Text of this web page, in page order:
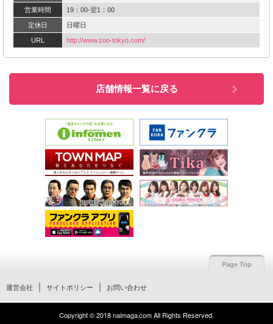
営業時間 19：00-翌1：00
定休日 日曜日
URL http://www.zoo-tokyo.com/‎
店舗情報一覧に戻る
Page Top
運営会社 サイトポリシー お問い合わせ
Copyright © 2018 naimaga.com All Rights Reserved.